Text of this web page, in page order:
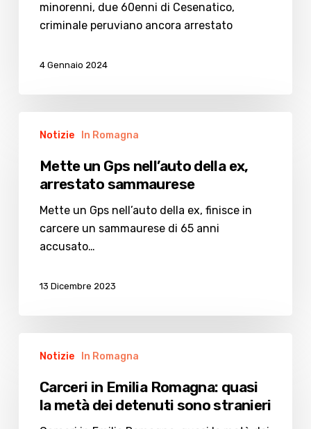
ancora
arrestato
minorenni, due 60enni di Cesenatico,
criminale peruviano ancora arrestato
4 Gennaio 2024
nell’auto
della
arrestato
sammaurese
Notizie In Romagna
Mette un Gps nell’auto della ex,
arrestato sammaurese
Mette un Gps nell’auto della ex, finisce in
carcere un sammaurese di 65 anni
accusato…
13 Dicembre 2023
Romagna:
quasi
Notizie In Romagna
Carceri in Emilia Romagna: quasi
la metà dei detenuti sono stranieri